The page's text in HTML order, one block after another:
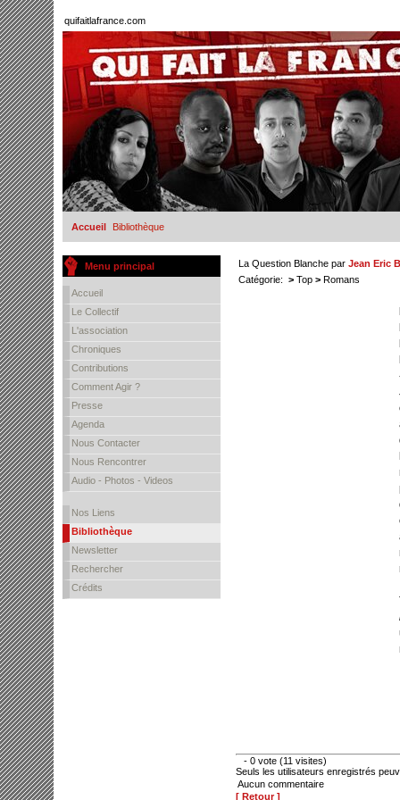
quifaitlafrance.com
Accueil Bibliothèque
Menu principal
Accueil
Le Collectif
L'association
Chroniques
Contributions
Comment Agir ?
Presse
Agenda
Nous Contacter
Nous Rencontrer
Audio - Photos - Videos
Nos Liens
Bibliothèque
Newsletter
Rechercher
Crédits
La Question Blanche par Jean Eric
Catégorie: > Top > Romans
- 0 vote (11 visites)
Seuls les utilisateurs enregistrés
Aucun commentaire
[ Retour ]